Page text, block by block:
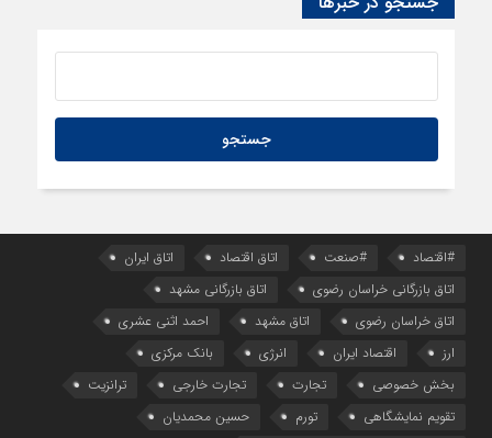
23 ساعت قبل
تعرفه‌های وزارت صمت در فرآیند ثبت‌سفارش
#اقتصاد #صنعت اتاق اقتصاد
اتاق ایران
اتاق بازرگانی خراسان رضوی
اتاق بازرگانی مشهد
اتاق خراسان رضوی
اتاق مشهد
احمد اثنی عشری
ارز
اقتصاد ایران انرژی
بانک مرکزی
بخش خصوصی
تجارت تجارت خارجی
ترانزیت
تقویم نمایشگاهی
تورم
حسین محمدیان